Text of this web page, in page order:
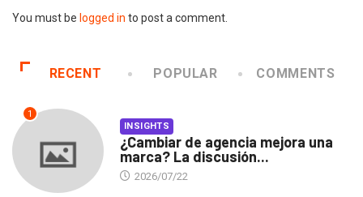
You must be logged in to post a comment.
RECENT POPULAR COMMENTS
1
INSIGHTS
¿Cambiar de agencia mejora una
marca? La discusión...
2026/07/22